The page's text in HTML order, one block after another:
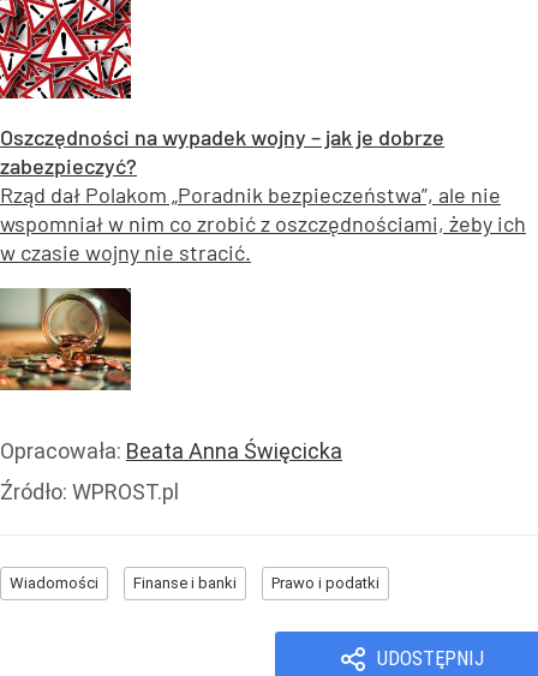
Oszczędności na wypadek wojny – jak je dobrze
zabezpieczyć?
Rząd dał Polakom „Poradnik bezpieczeństwa”, ale nie
wspomniał w nim co zrobić z oszczędnościami, żeby ich
w czasie wojny nie stracić.
Opracowała: Beata Anna Święcicka
Źródło: WPROST.pl
Wiadomości Finanse i banki Prawo i podatki
UDOSTĘPNIJ